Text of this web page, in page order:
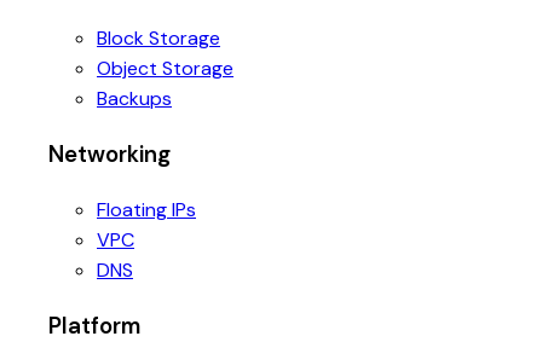
Block Storage
Object Storage
Backups
Networking
Floating IPs
VPC
DNS
Platform